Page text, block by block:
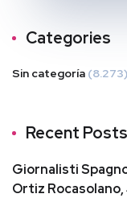
Categories
Sin categoría (8.273)
Recent Posts
Giornalisti
Ortiz